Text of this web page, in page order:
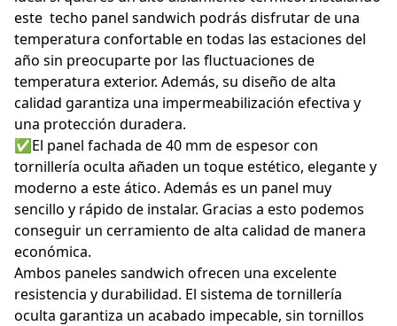
este techo panel sandwich podrás disfrutar de una
temperatura confortable en todas las estaciones del
año sin preocuparte por las fluctuaciones de
temperatura exterior. Además, su diseño de alta
calidad garantiza una impermeabilización efectiva y
una protección duradera.
✅El panel fachada de 40 mm de espesor con
tornillería oculta añaden un toque estético, elegante y
moderno a este ático. Además es un panel muy
sencillo y rápido de instalar. Gracias a esto podemos
conseguir un cerramiento de alta calidad de manera
económica.
Ambos paneles sandwich ofrecen una excelente
resistencia y durabilidad. El sistema de tornillería
oculta garantiza un acabado impecable, sin tornillos